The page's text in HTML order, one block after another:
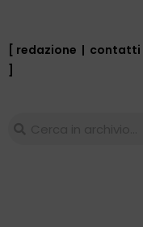
[ redazione | contatti
]